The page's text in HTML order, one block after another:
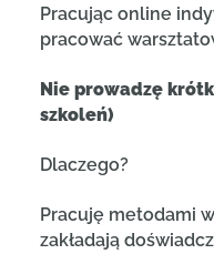
Pracując online
pracować
Nie prowadzę
szkoleń)
Dlaczego?
Pracuję metodami
zakładają